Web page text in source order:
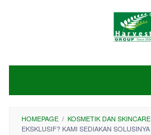
HOMEPAGE / KOSMETIK DAN SKINCARE
EKSKLUSIF? KAMI SEDIAKAN SOLUSINYA